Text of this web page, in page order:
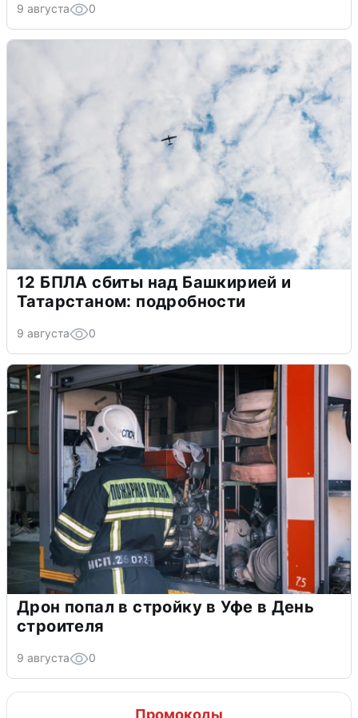
9 августа 0
12 БПЛА сбиты над Башкирией и
Татарстаном: подробности
9 августа 0
Дрон попал в стройку в Уфе в День
строителя
9 августа 0
Промокоды